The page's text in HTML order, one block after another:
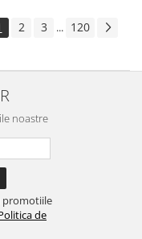
2 3 ... 120
noastre
promotiile
de